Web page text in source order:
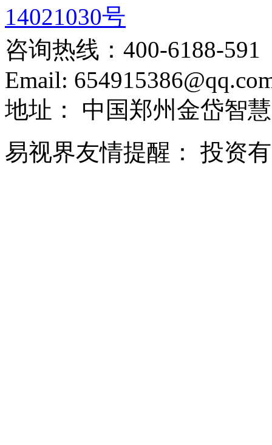
14021030号
咨询热线： 400-6188-591
Email:
地址：
中国郑州金岱智
易视界友情提醒：
投资